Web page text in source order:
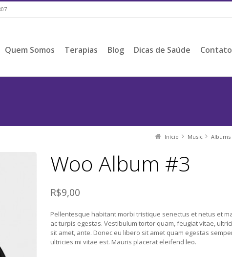
Quem Somos Terapias Blog Dicas de Saúde Contato
Início Music Albums
Woo Album #3
R$9,00
Pellentesque habitant morbi tristique senectus et netus et
ac turpis egestas. Vestibulum tortor quam, feugiat vitae,
sit amet, ante. Donec eu libero sit amet quam egestas
ultricies mi vitae est. Mauris placerat eleifend leo.